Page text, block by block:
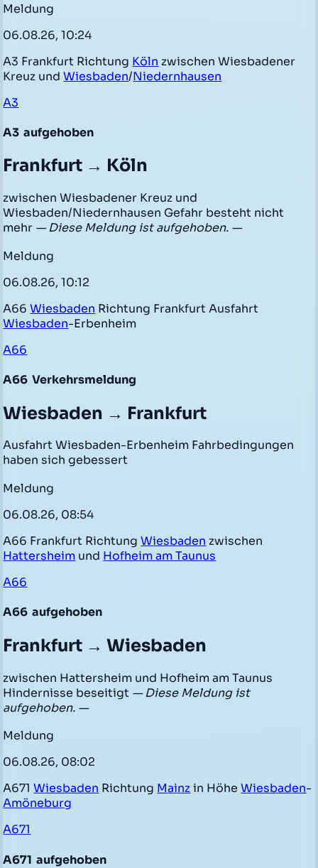
Meldung
06.08.26, 10:24
A3 Frankfurt Richtung Köln zwischen Wiesbadener
Kreuz undWiesbaden/Niedernhausen
A3
A3 aufgehoben
Frankfurt → Köln
zwischen Wiesbadener Kreuz und
Wiesbaden/Niedernhausen Gefahr besteht nicht
mehr — Diese Meldung ist aufgehoben. —
Meldung
06.08.26, 10:12
A66Wiesbaden Richtung Frankfurt Ausfahrt
Wiesbaden-Erbenheim
A66
A66 Verkehrsmeldung
Wiesbaden → Frankfurt
Ausfahrt Wiesbaden-Erbenheim Fahrbedingungen
haben sich gebessert
Meldung
06.08.26, 08:54
A66 Frankfurt RichtungWiesbaden zwischen
Hattersheim und Hofheim am Taunus
A66
A66 aufgehoben
Frankfurt → Wiesbaden
zwischen Hattersheim und Hofheim am Taunus
Hindernisse beseitigt — Diese Meldung ist
aufgehoben. —
Meldung
06.08.26, 08:02
A671Wiesbaden Richtung Mainzin HöheWiesbaden-
Amöneburg
A671
A671 aufgehoben